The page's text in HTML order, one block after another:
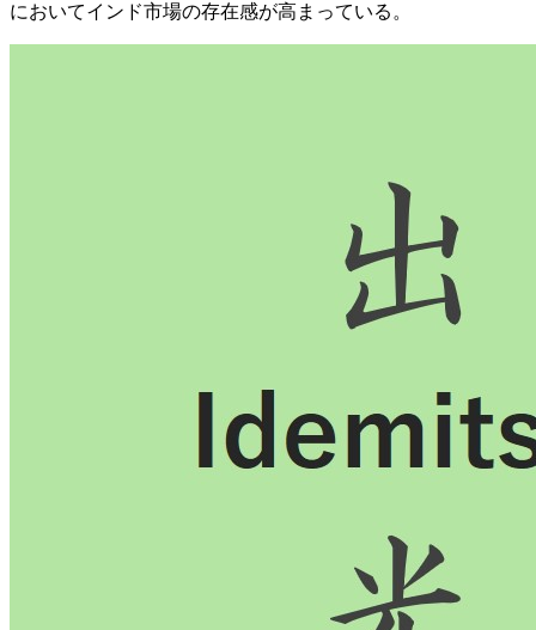
においてインド市場の存在感が高まっている。